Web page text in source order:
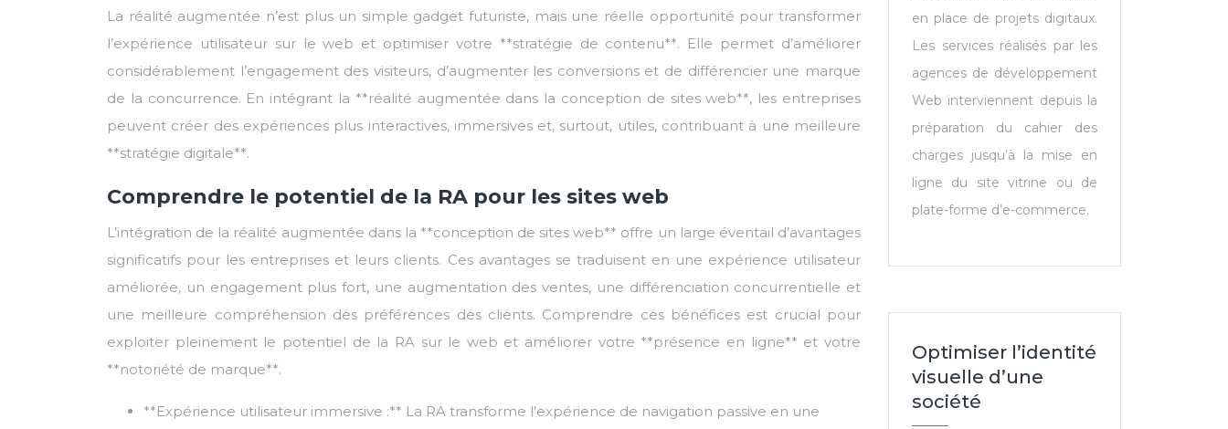
La réalité augmentée n’est plus un simple gadget futuriste, mais une réelle opportunité pour transformer
l’expérience utilisateur sur le web et optimiser votre **stratégie de contenu**. Elle permet d’améliorer
considérablement l’engagement des visiteurs, d’augmenter les conversions et de différencier une marque
de la concurrence. En intégrant la **réalité augmentée dans la conception de sites web**, les entreprises
peuvent créer des expériences plus interactives, immersives et, surtout, utiles, contribuant à une meilleure
**stratégie digitale**.
Comprendre le potentiel de la RA pour les sites web
L’intégration de la réalité augmentée dans la **conception de sites web** offre un large éventail d’avantages
significatifs pour les entreprises et leurs clients. Ces avantages se traduisent en une expérience utilisateur
améliorée, un engagement plus fort, une augmentation des ventes, une différenciation concurrentielle et
une meilleure compréhension des préférences des clients. Comprendre ces bénéfices est crucial pour
exploiter pleinement le potentiel de la RA sur le web et améliorer votre **présence en ligne** et votre
**notoriété de marque**.
**Expérience utilisateur immersive :** La RA transforme l’expérience de navigation passive en une
en place de projets digitaux.
Les services réalisés par les
agences de développement
Web interviennent depuis la
préparation du cahier des
charges jusqu’à la mise en
ligne du site vitrine ou de
plate-forme d’e-commerce.
Optimiser l’identité
visuelle d’une
société